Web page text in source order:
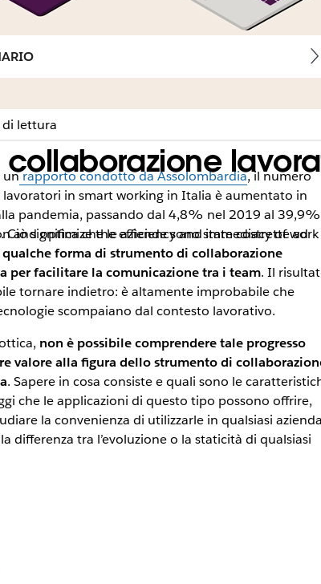
collaborazione
optimize the efficiency and immediacy of work
lettura
unrapporto condotto da Assolombardia, il numero
in smart working in Italia è aumentato in
pandemia, passando dal 4,8% nel 2019 al 39,9%
Ciò significa che le aziende sono state costrette ad
forma di strumento di collaborazione
per facilitare la comunicazione tra i team. Il
tornare indietro: è altamente improbabile che
scompaiano dal contesto lavorativo.
non è possibile comprendere tale progresso
valore alla figura dello strumento di
. Sapere in cosa consiste e quali sono le
che le applicazioni di questo tipo possono offrire,
la convenienza di utilizzarle in qualsiasi
differenza tra l’evoluzione o la staticità di qualsiasi